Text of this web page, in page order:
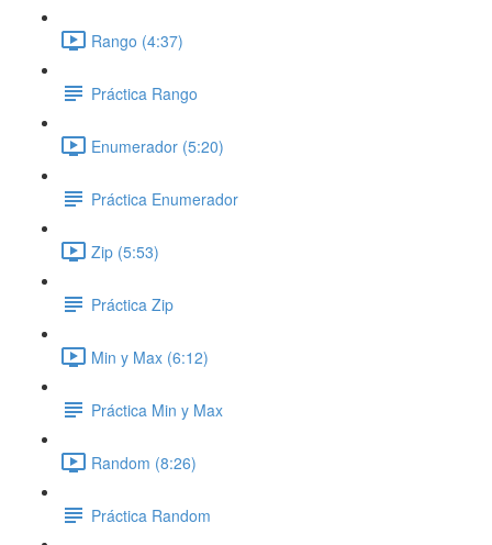
Rango (4:37)
Práctica Rango
Enumerador (5:20)
Práctica Enumerador
Zip (5:53)
Práctica Zip
Min y Max (6:12)
Práctica Min y Max
Random (8:26)
Práctica Random